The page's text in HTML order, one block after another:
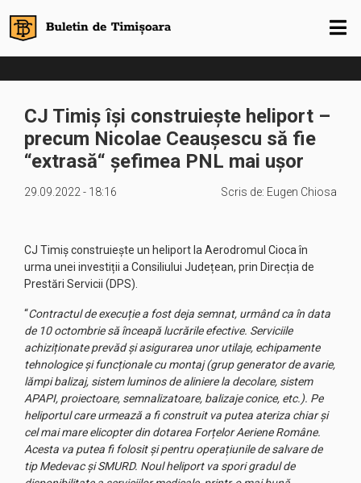
CJ Timiș își construiește heliport –
precum Nicolae Ceaușescu să fie
“extrasă“ șefimea PNL mai ușor
29.09.2022 - 18:16 Scris de: Eugen Chiosa
CJ Timiș construiește un heliport la Aerodromul Cioca în
urma unei investiții a Consiliului Județean, prin Direcția de
Prestări Servicii (DPS).
“Contractul de execuție a fost deja semnat, urmând ca în data
de 10 octombrie să înceapă lucrările efective. Serviciile
achiziționate prevăd și asigurarea unor utilaje, echipamente
tehnologice și funcționale cu montaj (grup generator de avarie,
lămpi balizaj, sistem luminos de aliniere la decolare, sistem
APAPI, proiectoare, semnalizatoare, balizaje conice, etc.). Pe
heliportul care urmează a fi construit va putea ateriza chiar și
cel mai mare elicopter din dotarea Forțelor Aeriene Române.
Acesta va putea fi folosit și pentru operațiunile de salvare de
tip Medevac și SMURD. Noul heliport va spori gradul de